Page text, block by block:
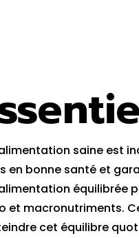
saine est
en bonne santé et
équilibrée
et macronutriments.
cet équilibre